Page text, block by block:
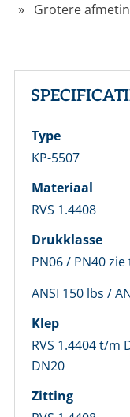
Grotere
Type
KP-5507
Materiaal
RVS 1.4408
Drukklasse
PN06 / PN40 zie
ANSI 150 lbs /
Klep
RVS 1.4404 t/m
DN20
Zitting